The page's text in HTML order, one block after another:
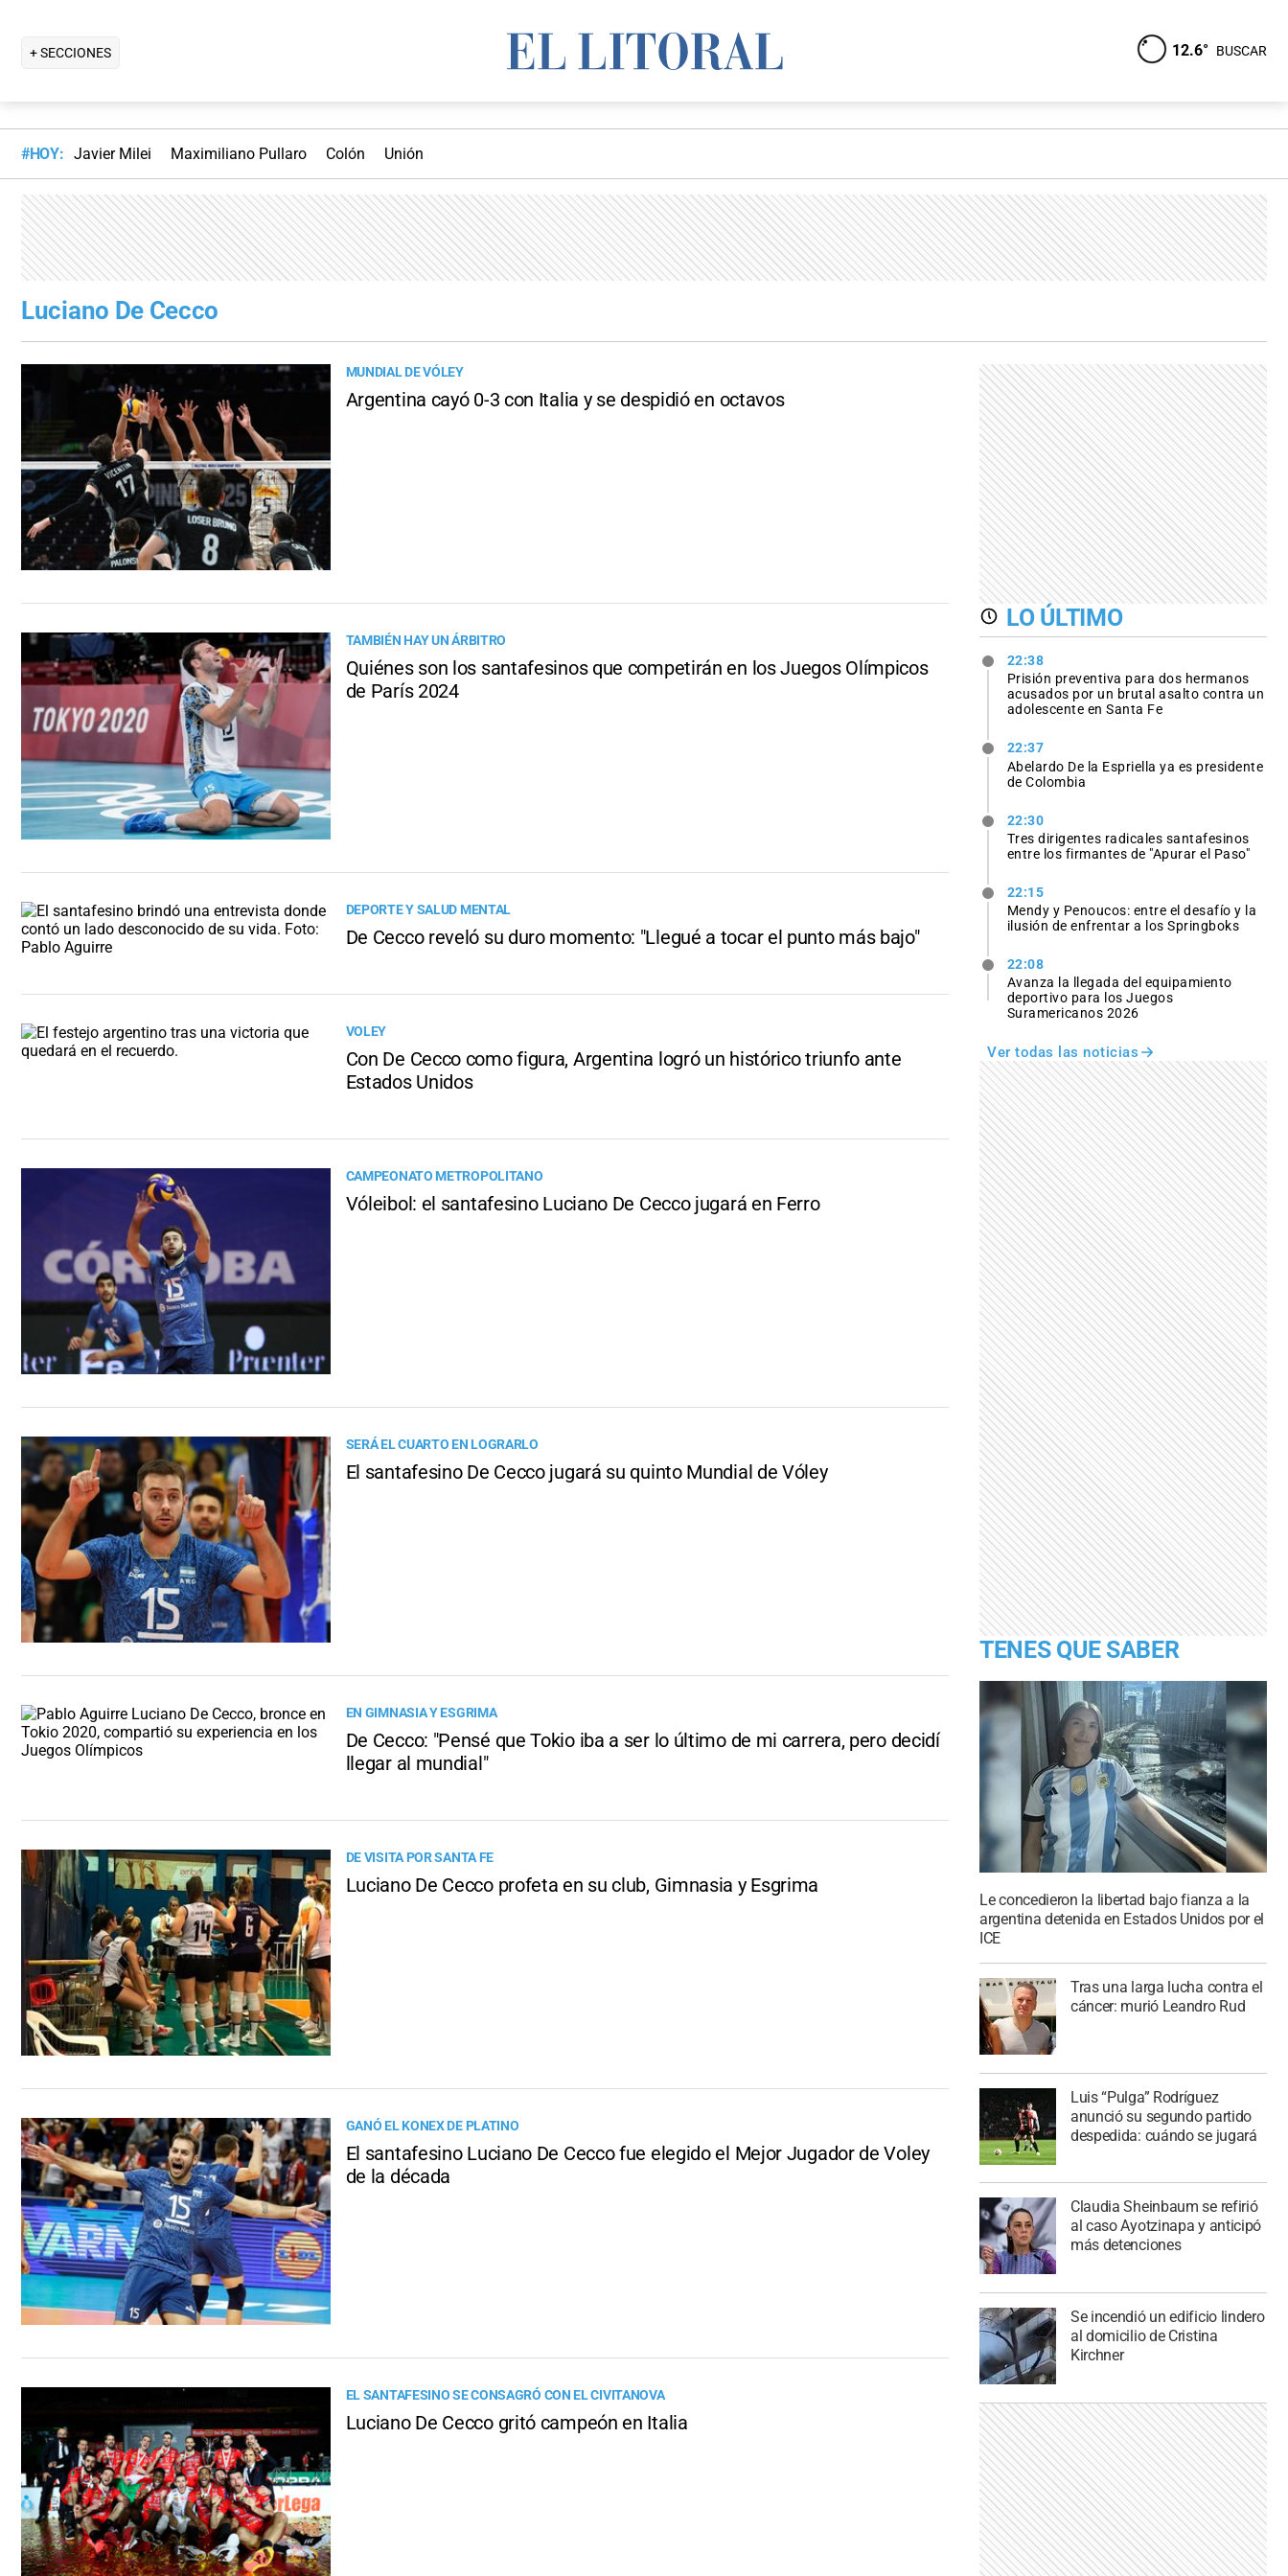
+ SECCIONES 12.6° BUSCAR
#HOY: Javier Milei Maximiliano Pullaro Colón Unión
Luciano De Cecco
MUNDIAL DE VÓLEY
Argentina cayó 0-3 con Italia y se despidió en octavos
TAMBIÉN HAY UN ÁRBITRO
Quiénes son los santafesinos que competirán en los Juegos Olímpicos
de París 2024
DEPORTE Y SALUD MENTAL
De Cecco reveló su duro momento: "Llegué a tocar el punto más bajo"
VOLEY
Con De Cecco como figura, Argentina logró un histórico triunfo ante
Estados Unidos
CAMPEONATO METROPOLITANO
Vóleibol: el santafesino Luciano De Cecco jugará en Ferro
SERÁ EL CUARTO EN LOGRARLO
El santafesino De Cecco jugará su quinto Mundial de Vóley
EN GIMNASIA Y ESGRIMA
De Cecco: "Pensé que Tokio iba a ser lo último de mi carrera, pero decidí
llegar al mundial"
DE VISITA POR SANTA FE
Luciano De Cecco profeta en su club, Gimnasia y Esgrima
GANÓ EL KONEX DE PLATINO
El santafesino Luciano De Cecco fue elegido el Mejor Jugador de Voley
de la década
EL SANTAFESINO SE CONSAGRÓ CON EL CIVITANOVA
Luciano De Cecco gritó campeón en Italia
LO ÚLTIMO
22:38
Prisión preventiva para dos hermanos
acusados por un brutal asalto contra un
adolescente en Santa Fe
22:37
Abelardo De la Espriella ya es presidente
de Colombia
22:30
Tres dirigentes radicales santafesinos
entre los firmantes de "Apurar el Paso"
22:15
Mendy y Penoucos: entre el desafío y la
ilusión de enfrentar a los Springboks
22:08
Avanza la llegada del equipamiento
deportivo para los Juegos
Suramericanos 2026
Ver todas las noticias
TENES QUE SABER
Le concedieron la libertad bajo fianza a la
argentina detenida en Estados Unidos por el
ICE
Tras una larga lucha contra el
cáncer: murió Leandro Rud
Luis “Pulga” Rodríguez
anunció su segundo partido
despedida: cuándo se jugará
Claudia Sheinbaum se refirió
al caso Ayotzinapa y anticipó
más detenciones
Se incendió un edificio lindero
al domicilio de Cristina
Kirchner